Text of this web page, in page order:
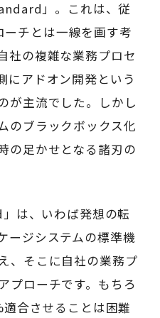
」。これは、従
チとは一線を画す考
社の複雑な業務プロセ
にアドオン開発という
が主流でした。しかし
のブラックボックス化
の足かせとなる諸刃の
は、いわば発想の転
ージシステムの標準機
、そこに自社の業務プ
プローチです。もちろ
合させることは困難